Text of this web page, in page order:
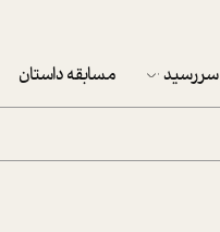
سررسید مسابقه داستان